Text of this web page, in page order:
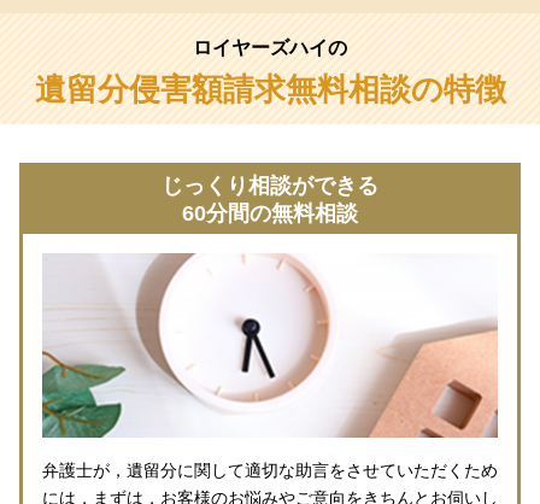
ロイヤーズハイの
遺留分侵害額請求無料相談の特徴
じっくり相談ができる
60分間の無料相談
弁護士が，遺留分に関して適切な助言をさせていただくため
には，まずは，お客様のお悩みやご意向をきちんとお伺いし